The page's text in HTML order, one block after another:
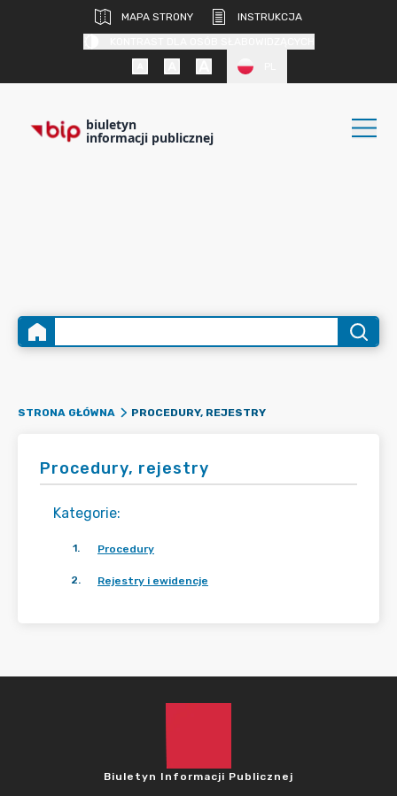
MAPA STRONY
INSTRUKCJA
biuletyn
informacji publicznej
STRONA GŁÓWNA PROCEDURY, REJESTRY
Procedury, rejestry
Kategorie:
1. Procedury
2. Rejestry i ewidencje
Biuletyn Informacji Publicznej